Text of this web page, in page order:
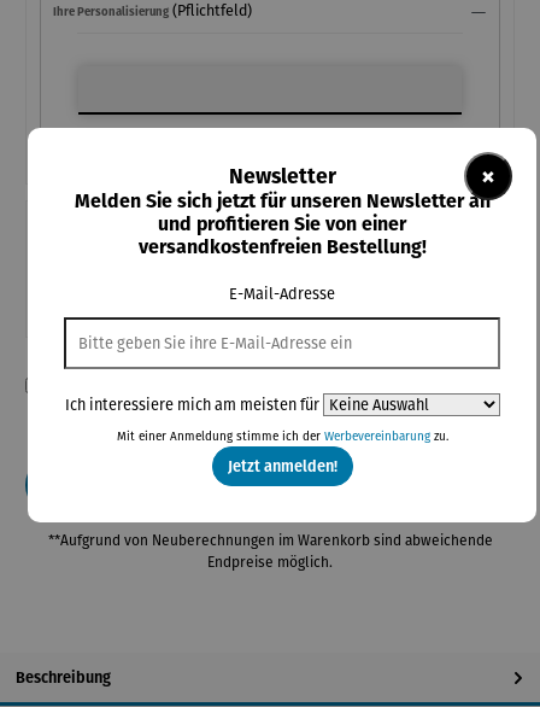
Ihre Personalisierung (Pflichtfeld)
Teile diese Konfiguration
meiner Angaben.
In den Warenkorb
**Aufgrund von Neuberechnungen im Warenkorb sind abweichende
Endpreise möglich.
Beschreibung
×
Newsletter
Melden Sie sich jetzt für unseren Newsletter an
und profitieren Sie von einer
versandkostenfreien Bestellung!
E-Mail-Adresse
Ich interessiere mich am meisten für
Mit einer Anmeldung stimme ich der Werbevereinbarungzu.
Jetzt anmelden!